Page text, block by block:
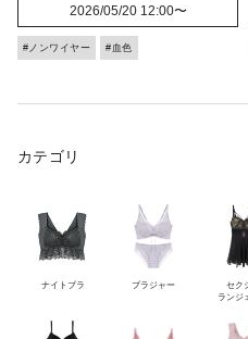
2026/05/20 12:00〜
#ノンワイヤー #血色
カテゴリ
ナイトブラ ブラジャー
セク
ランジ